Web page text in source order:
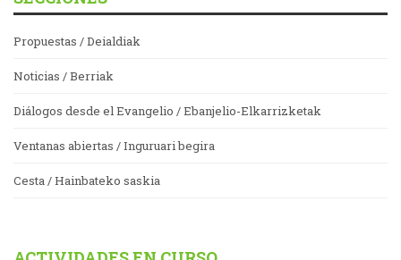
Propuestas / Deialdiak
Noticias / Berriak
Diálogos desde el Evangelio / Ebanjelio-Elkarrizketak
Ventanas abiertas / Inguruari begira
Cesta / Hainbateko saskia